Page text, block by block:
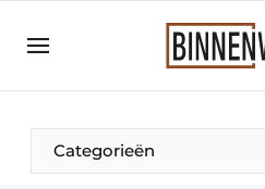
Aanmelden
Bedrijven
Binnenwerk | Hét
Categorieën